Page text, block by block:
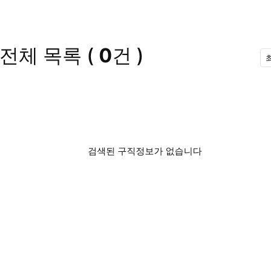
전체 목록 ( 0건 )
검색된 구직정보가 없습니다